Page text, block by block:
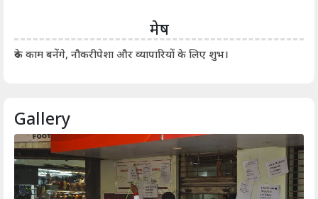
मेष
रुके काम बनेंगे, नौकरीपेशा और व्यापारियों के लिए शुभ।
Gallery